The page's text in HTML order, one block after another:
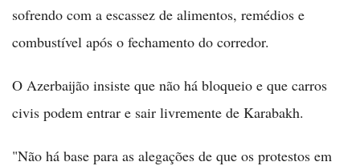
sofrendo com a escassez de alimentos, remédios e
combustível após o fechamento do corredor.
O Azerbaijão insiste que não há bloqueio e que carros
civis podem entrar e sair livremente de Karabakh.
"Não há base para as alegações de que os protestos em